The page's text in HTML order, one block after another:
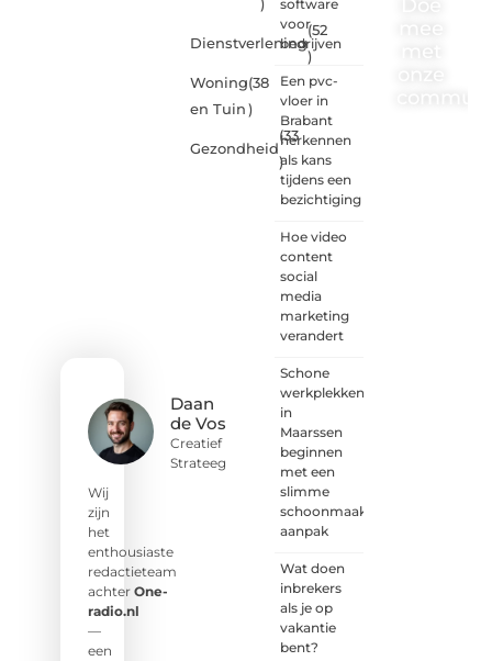
Daan
de Vos
Creatief
Strateeg
Wij
zijn
het
enthousiaste
redactieteam
achter One-
radio.nl
—
een
)
Dienstverlening
(52
)
Woning
en Tuin
(38
)
Gezondheid
(33
)
software
voor
bedrijven
Een pvc-
vloer in
Brabant
herkennen
als kans
tijdens een
bezichtiging
Hoe video
content
social
media
marketing
verandert
Schone
werkplekken
in
Maarssen
beginnen
met een
slimme
schoonmaak
aanpak
Wat doen
inbrekers
als je op
vakantie
bent?